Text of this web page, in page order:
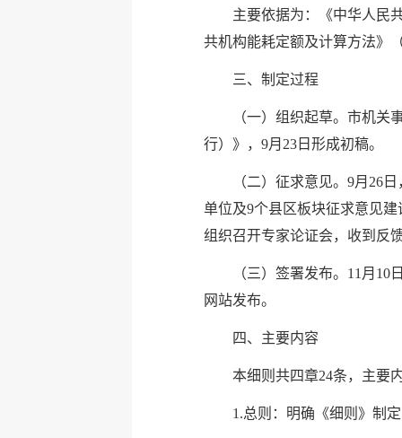
主要依据为：《中华人民
共机构能耗定额及计算方法》
三、制定过程
（一）组织起草。市机
行）》，9月23日形成初稿。
（二）征求意见。9月26
单位及9个县区板块征求意见
组织召开专家论证会，收到反
（三）签署发布。11月
网站发布。
四、主要内容
本细则共四章24条，主要
1.总则：明确《细则》制